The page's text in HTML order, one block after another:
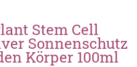
Stem Cell
Sonnenschutz
Körper 100ml